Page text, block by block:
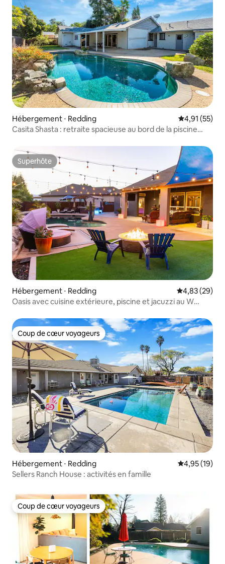
Hébergement ⋅ Redding Évaluation
4,91 (55)
Casita Shasta : retraite spacieuse au bord de la piscine
Superhôte
Superhôte
Hébergement ⋅ Redding Évaluation
4,83 (29)
Oasis avec cuisine extérieure, piscine et jacuzzi au W
Coup de cœur voyageurs
Coup de cœur voyageurs
Hébergement ⋅ Redding Évaluation
4,95 (19)
Sellers Ranch House : activités en famille
Coup de cœur voyageurs
Coup de cœur voyageurs